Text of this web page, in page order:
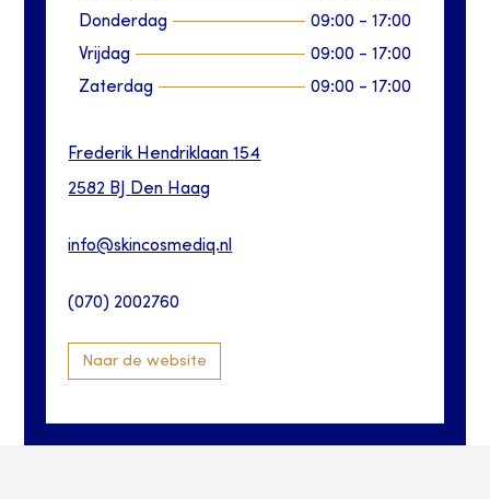
Donderdag
09:00 - 17:00
Vrijdag
09:00 - 17:00
Zaterdag
09:00 - 17:00
Frederik Hendriklaan 154
2582 BJ
Den Haag
info@skincosmediq.nl
(070) 2002760
Naar de website